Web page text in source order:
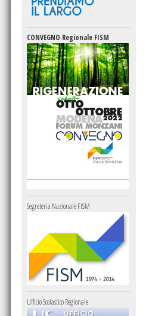
CONVEGNO Regionale FISM
Segreteria Nazionale FISM
Ufficio Scolastico Regionale